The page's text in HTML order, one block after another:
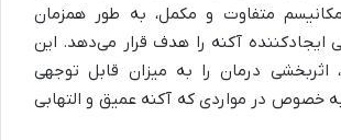
متفاوت و مکمل، به طور همزمان
ایجادکننده آکنه را هدف قرار می‌دهد. این
اثربخشی درمان را به میزان قابل توجهی
خصوص در مواردی که آکنه عمیق و التهابی